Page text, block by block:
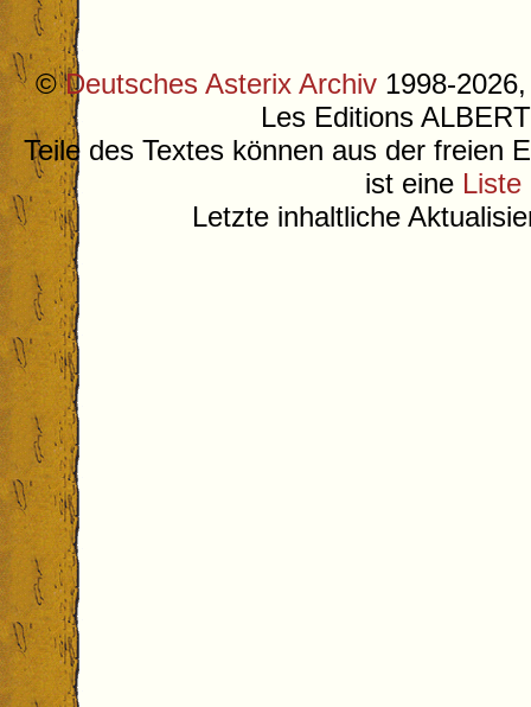
©Deutsches Asterix Archiv 1998-
Les Editions
Teile des Textes können aus der freien
ist eine Liste
Letzte inhaltliche